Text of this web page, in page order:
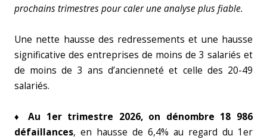
prochains trimestres pour caler une analyse plus fiable.
Une nette hausse des redressements et une hausse
significative des entreprises de moins de 3 salariés et
de moins de 3 ans d’ancienneté et celle des 20-49
salariés.
♦ Au 1er trimestre 2026, on dénombre 18 986
défaillances, en hausse de 6,4% au regard du 1er